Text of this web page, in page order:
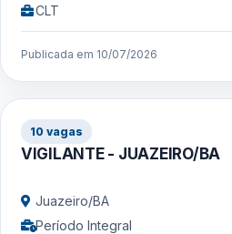
CLT
Publicada em 10/07/2026
10 vagas
VIGILANTE - JUAZEIRO/BA
Juazeiro/BA
Período Integral